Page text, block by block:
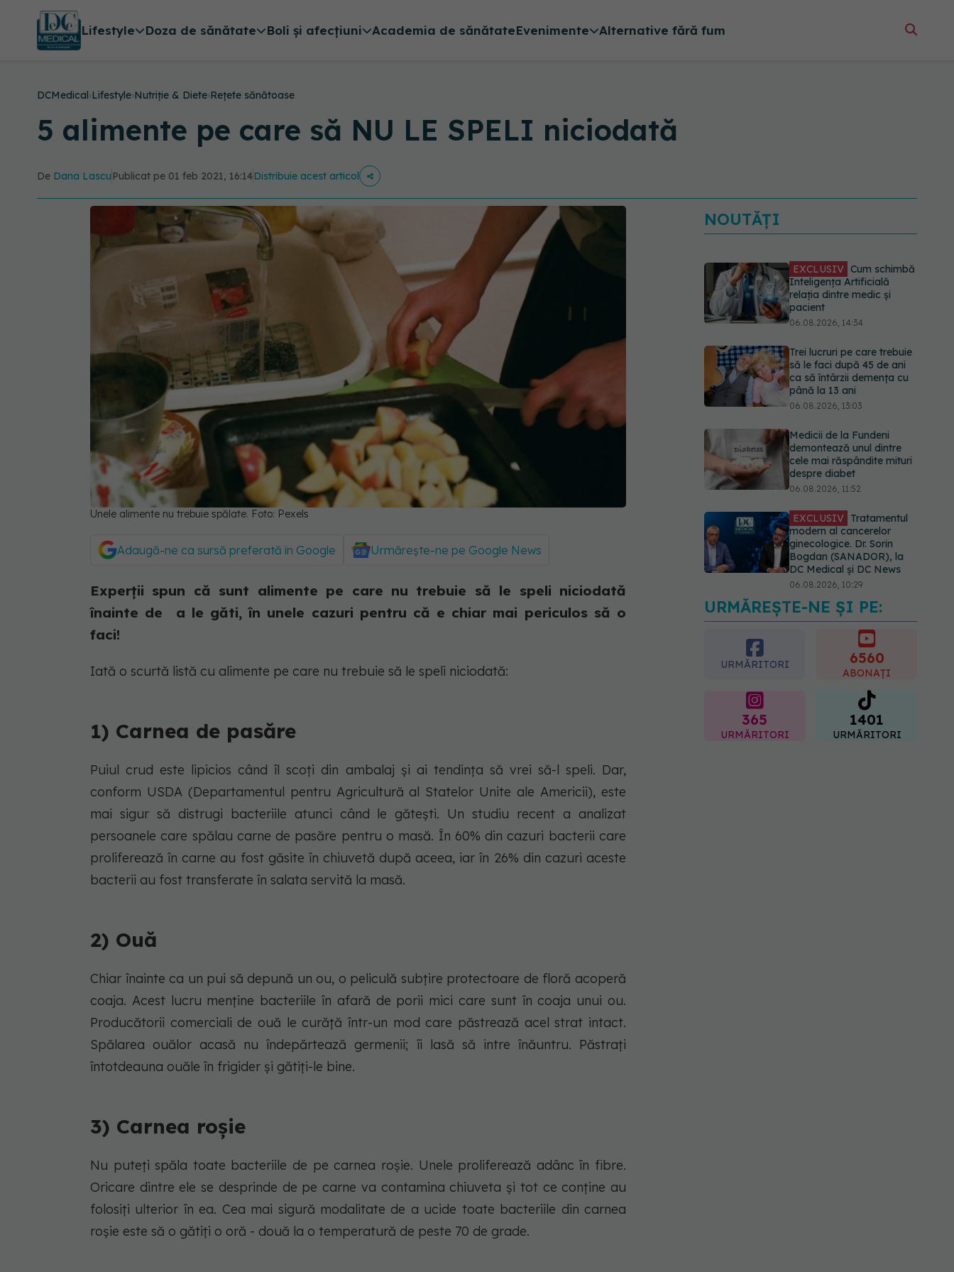
Lifestyle Doza de sănătate Boli și afecțiuni Academia de sănătateEvenimente Alternative fără fum
DCMedical›Lifestyle›Nutriție & Diete›Rețete sănătoase
5 alimente pe care să NU LE SPELI niciodată
De Dana Lascu Publicat pe 01 feb 2021, 16:14Distribuie acest articol
Unele alimente nu trebuie spălate. Foto: Pexels
Adaugă-ne ca sursă preferată în Google Urmărește-ne pe Google News
Experții spun că sunt alimente pe care nu trebuie să le speli niciodată
înainte de a le găti, în unele cazuri pentru că e chiar mai periculos să o
faci!
Iată o scurtă listă cu alimente pe care nu trebuie să le speli niciodată:
1) Carnea de pasăre
Puiul crud este lipicios când îl scoți din ambalaj și ai tendința să vrei să-l speli. Dar,
conform USDA (Departamentul pentru Agricultură al Statelor Unite ale Americii), este
mai sigur să distrugi bacteriile atunci când le gătești. Un studiu recent a analizat
persoanele care spălau carne de pasăre pentru o masă. În 60% din cazuri bacterii care
proliferează în carne au fost găsite în chiuvetă după aceea, iar în 26% din cazuri aceste
bacterii au fost transferate în salata servită la masă.
2) Ouă
Chiar înainte ca un pui să depună un ou, o peliculă subțire protectoare de floră acoperă
coaja. Acest lucru menține bacteriile în afară de porii mici care sunt în coaja unui ou.
Producătorii comerciali de ouă le curăță într-un mod care păstrează acel strat intact.
Spălarea ouălor acasă nu îndepărtează germenii; îi lasă să intre înăuntru. Păstrați
întotdeauna ouăle în frigider și gătiți-le bine.
3) Carnea roșie
Nu puteți spăla toate bacteriile de pe carnea roșie. Unele proliferează adânc în fibre.
Oricare dintre ele se desprinde de pe carne va contamina chiuveta și tot ce conține au
folosiți ulterior în ea. Cea mai sigură modalitate de a ucide toate bacteriile din carnea
roșie este să o gătiți o oră - două la o temperatură de peste 70 de grade.
NOUTĂȚI
EXCLUSIV Cum schimbă
Inteligența Artificială
relația dintre medic și
pacient
06.08.2026, 14:34
Trei lucruri pe care trebuie
să le faci după 45 de ani
ca să întârzii demența cu
până la 13 ani
06.08.2026, 13:03
Medicii de la Fundeni
demontează unul dintre
cele mai răspândite mituri
despre diabet
06.08.2026, 11:52
EXCLUSIV Tratamentul
modern al cancerelor
ginecologice. Dr. Sorin
Bogdan (SANADOR), la
DC Medical și DC News
06.08.2026, 10:29
Ilie Bolojan, anunț despre
spitale în contextul crizei
06.08.2026, 15:24
URMĂREȘTE-NE ȘI PE:
URMĂRITORI 6560
ABONAȚI
365
URMĂRITORI
1401
URMĂRITORI